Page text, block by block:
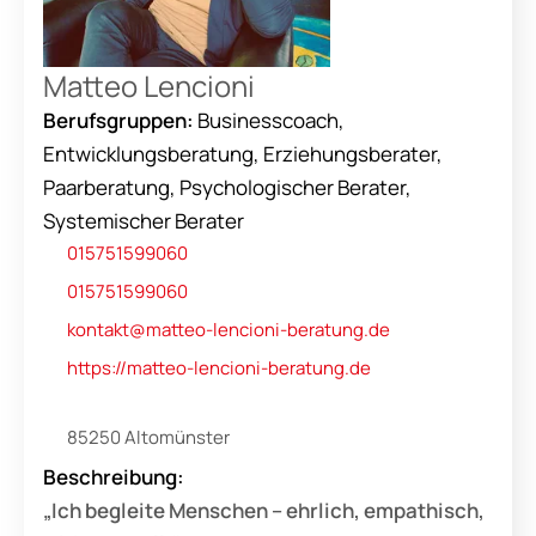
verankerter Emotionen & Gefühle in unserem
Unterbewusstsein der Schlüssel zu einer
Veränderung sein können.
Matteo Lencioni
Berufsgruppen: Businesscoach,
Entwicklungsberatung, Erziehungsberater,
Paarberatung, Psychologischer Berater,
Systemischer Berater
015751599060
015751599060
kontakt@matteo-lencioni-beratung.de
https://matteo-lencioni-beratung.de
85250 Altomünster
Beschreibung:
„Ich begleite Menschen – ehrlich, empathisch,